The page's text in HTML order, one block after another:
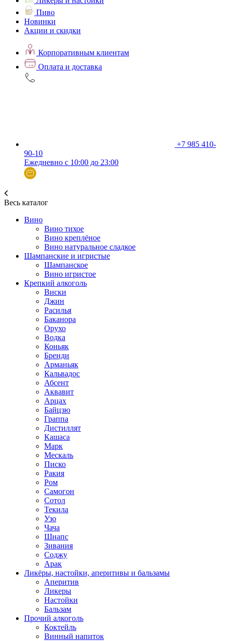
Пиво
Новинки
Акции и скидки
Корпоративным клиентам
Оплата и доставка
+7 985 410-
90-10
Ежедневно с 10:00 до 23:00
Весь каталог
Вино
Вино тихое
Вино креплёное
Вино натуральное сладкое
Шампанские и игристые
Шампанское
Вино игристое
Крепкий алкоголь
Виски
Джин
Расилья
Баканора
Орухо
Водка
Коньяк
Бренди
Арманьяк
Кальвадос
Абсент
Аквавит
Арцах
Байцзю
Граппа
Дистиллят
Кашаса
Марк
Мескаль
Писко
Ракия
Ром
Самогон
Сотол
Текила
Узо
Чача
Шнапс
Зивания
Соджу
Арак
Ликёры, настойки, аперитивы и бальзамы
Аперитив
Ликеры
Настойки
Бальзам
Прочий алкоголь
Коктейль
Винный напиток